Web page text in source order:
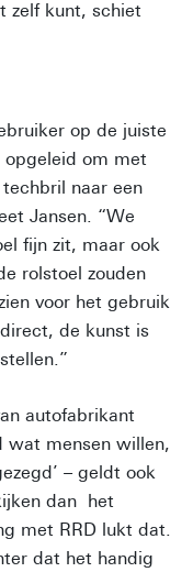
zelf kunt, schiet
op de juiste
opgeleid om met
naar een
Jansen. “We
fijn zit, maar ook
rolstoel zouden
voor het gebruik
de kunst is
autofabrikant
wat mensen willen,
– geldt ook
dan het
met RRD lukt dat.
dat het handig